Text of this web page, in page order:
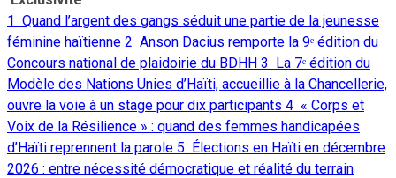
1 Quand l’argent des gangs séduit une partie de la jeunesse
féminine haïtienne 2 Anson Dacius remporte la 9ᵉ édition du
Concours national de plaidoirie du BDHH 3 La 7ᵉ édition du
Modèle des Nations Unies d’Haïti, accueillie à la Chancellerie,
ouvre la voie à un stage pour dix participants 4 « Corps et
Voix de la Résilience » : quand des femmes handicapées
d’Haïti reprennent la parole 5 Élections en Haïti en décembre
2026 : entre nécessité démocratique et réalité du terrain